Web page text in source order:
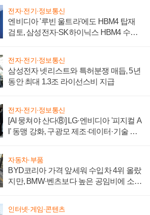
전자·전기·정보통신
엔비디아 '루빈 울트라'에도 HBM4 탑재
검토, 삼성전자·SK하이닉스 HBM4 수율
전자·전기·정보통신
삼성전자 넷리스트와 특허분쟁 매듭, 5년
동안 최대 1.3조 라이선스비 지급
전자·전기·정보통신
[AI 뭉쳐야 산다⑧] LG·엔비디아 '피지컬 A
I' 동맹 강화, 구광모 제조·데이터·기술 결
자동차·부품
BYD코리아 가격 앞세워 수입차 4위 올랐
지만, BMW·벤츠보다 높은 공임비에 소비
인터넷·게임·콘텐츠